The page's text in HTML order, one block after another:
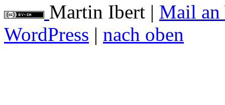
Martin Ibert | Mail an
WordPress | nach oben